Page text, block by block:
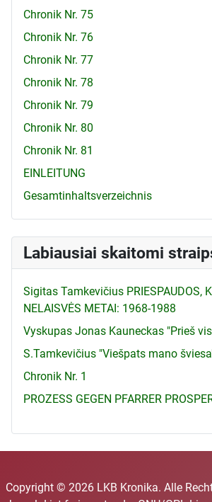
Chronik Nr. 75
Chronik Nr. 76
Chronik Nr. 77
Chronik Nr. 78
Chronik Nr. 79
Chronik Nr. 80
Chronik Nr. 81
EINLEITUNG
Gesamtinhaltsverzeichnis
Labiausiai skaitomi
Sigitas Tamkevičius PRIESPAUDOS,
NELAISVĖS METAI: 1968-1988
Vyskupas Jonas Kauneckas "Prieš
S.Tamkevičius "Viešpats mano
Chronik Nr. 1
PROZESS GEGEN PFARRER
Copyright © 2026 LKB Kronika. Alle